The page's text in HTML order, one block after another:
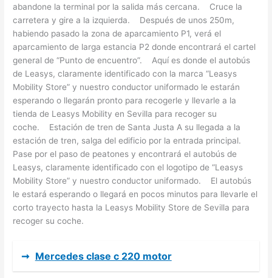
abandone la terminal por la salida más cercana. Cruce la
carretera y gire a la izquierda. Después de unos 250m,
habiendo pasado la zona de aparcamiento P1, verá el
aparcamiento de larga estancia P2 donde encontrará el cartel
general de “Punto de encuentro”. Aquí es donde el autobús
de Leasys, claramente identificado con la marca “Leasys
Mobility Store” y nuestro conductor uniformado le estarán
esperando o llegarán pronto para recogerle y llevarle a la
tienda de Leasys Mobility en Sevilla para recoger su
coche. Estación de tren de Santa Justa A su llegada a la
estación de tren, salga del edificio por la entrada principal.
Pase por el paso de peatones y encontrará el autobús de
Leasys, claramente identificado con el logotipo de “Leasys
Mobility Store” y nuestro conductor uniformado. El autobús
le estará esperando o llegará en pocos minutos para llevarle el
corto trayecto hasta la Leasys Mobility Store de Sevilla para
recoger su coche.
➞ Mercedes clase c 220 motor